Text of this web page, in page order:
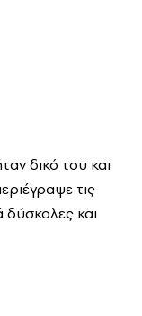
δικό του και
τις
και